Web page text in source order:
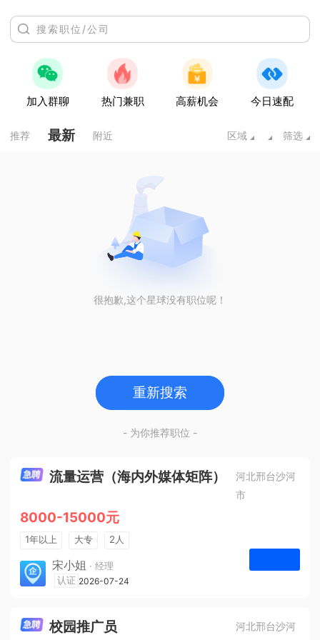
加入群聊 热门兼职 高薪机会 今日速配
推荐 最新 附近 区域 筛选
很抱歉,这个星球没有职位呢！
重新搜索
- 为你推荐职位 -
流量运营（海内外媒体矩阵）
河北邢台沙河
市
8000-15000元
1年以上 大专
2人
法定节假日
宋小姐 · 经理
河北众杰网络科技有限公司
认证 2026-07-24
校园推广员
河北邢台沙河